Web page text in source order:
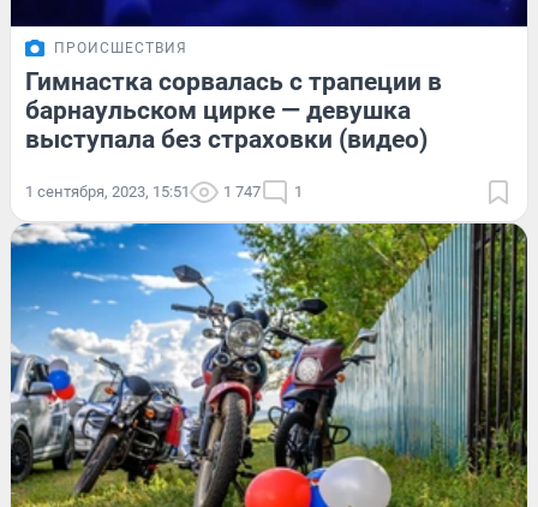
ПРОИСШЕСТВИЯ
Гимнастка сорвалась с трапеции в
барнаульском цирке — девушка
выступала без страховки (видео)
1 сентября, 2023, 15:51 1 747 1